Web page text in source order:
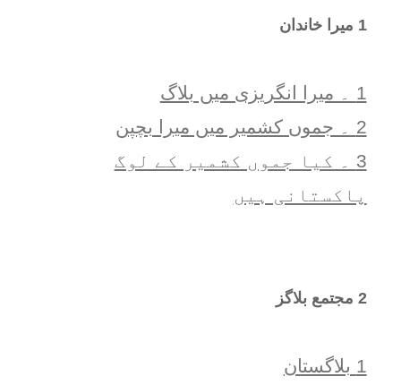
1 ميرا خاندان
1 ۔ ميرا انگريزی ميں بلاگ
2 ۔ جموں کشمیر میں میرا بچپن
3 ۔ کیا جموں کشمیر کے لوگ
پاکستانی ہیں
2 مجتمع بلاگز
1 بلاگستان